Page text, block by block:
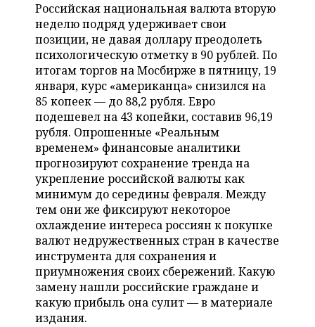
ВОЛЕЙБОЛ
КИБЕРСПОРТ
ФИГУРНОЕ КАТАНИЕ
ВОДНЫЕ ВИДЫ СПОРТА
ХОККЕЙ С МЯЧОМ
ИСТОРИЯ
КУЛЬТУРА
МЕДИЦИНА
ОБРАЗОВАНИЕ
ПРОИСШЕСТВИЯ
СПИСОК ПЕРСОН
СПИСОК КОМПАНИЙ
ПОЛНАЯ ВЕРСИЯ
Российская национальная валюта вторую
неделю подряд удерживает свои
позиции, не давая доллару преодолеть
психологическую отметку в 90 рублей. По
итогам торгов на Мосбирже в пятницу, 19
января, курс «американца» снизился на
85 копеек — до 88,2 рубля. Евро
подешевел на 43 копейки, составив 96,19
рубля. Опрошенные «Реальным
временем» финансовые аналитики
прогнозируют сохранение тренда на
укрепление российской валюты как
минимум до середины февраля. Между
тем они же фиксируют некоторое
охлаждение интереса россиян к покупке
валют недружественных стран в качестве
инструмента для сохранения и
приумножения своих сбережений. Какую
замену нашли российские граждане и
какую прибыль она сулит — в материале
издания.